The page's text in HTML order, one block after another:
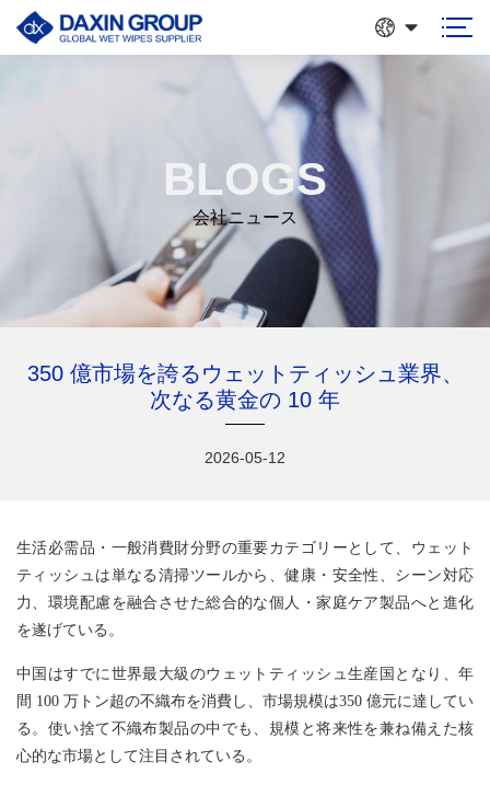
BLOGS
会社ニュース
350 億市場を誇るウェットティッシュ業界、
次なる黄金の 10 年
2026-05-12
生活必需品・一般消費財分野の重要カテゴリーとして、ウェット
ティッシュは単なる清掃ツールから、健康・安全性、シーン対応
力、環境配慮を融合させた総合的な個人・家庭ケア製品へと進化
を遂げている。
中国はすでに世界最大級のウェットティッシュ生産国となり、年
間 100 万トン超の不織布を消費し、市場規模は350 億元に達してい
る。使い捨て不織布製品の中でも、規模と将来性を兼ね備えた核
心的な市場として注目されている。